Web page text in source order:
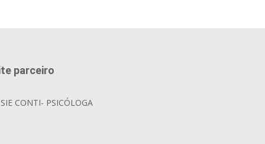
parceiro
CONTI- PSICÓLOGA